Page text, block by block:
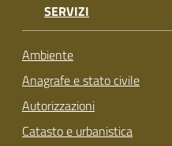
SERVIZI
Ambiente
Anagrafe e stato civile
Autorizzazioni
Catasto e urbanistica